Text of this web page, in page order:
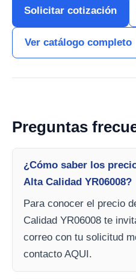
Solicitar cotización
Ver catálogo completo
Preguntas
¿Cómo saber los
Alta Calidad YR06008?
Para conocer el precio
Calidad YR06008 te
correo con tu solicitud
contacto AQUI.